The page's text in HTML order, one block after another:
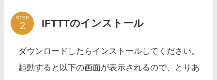
STEP IFTTTのインストール
ダウンロードしたらインストールしてください。
起動すると以下の画面が表示されるので、とりあ